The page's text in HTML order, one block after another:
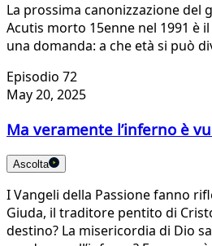
La prossima canonizzazione del
Acutis morto 15enne nel 1991 è
una domanda: a che età si può
Episodio 72
May 20, 2025
Ma veramente l’inferno è
Ascolta
I Vangeli della Passione fanno
Giuda, il traditore pentito di
destino? La misericordia di Dio